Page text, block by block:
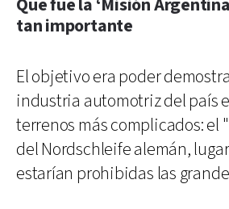
Que fue la ‘Misión
tan importante
El objetivo era poder
industria automotriz del país
terrenos más complicados: el
del Nordschleife alemán,
estarían prohibidas las